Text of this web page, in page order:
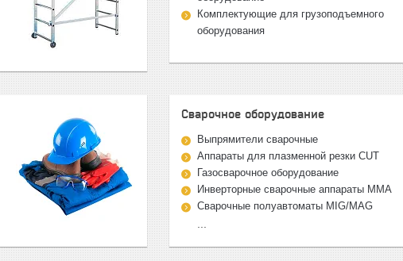
Комплектующие для грузоподъемного
оборудования
Сварочное оборудование
Выпрямители сварочные
Аппараты для плазменной резки CUT
Газосварочное оборудование
Инверторные сварочные аппараты ММА
Сварочные полуавтоматы MIG/MAG